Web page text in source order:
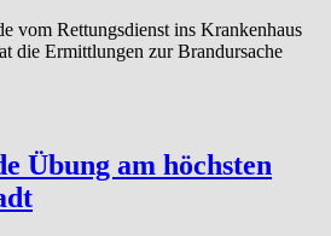
vom Rettungsdienst ins Krankenhaus
die Ermittlungen zur Brandursache
Übung am höchsten